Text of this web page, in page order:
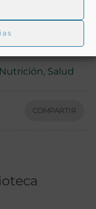
Nutrición, Salud
COMPARTIR